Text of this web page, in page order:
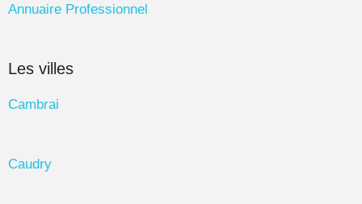
Annuaire Professionnel
Les villes
Cambrai
Caudry